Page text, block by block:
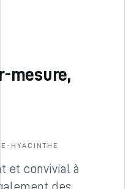
mesure,
HYACINTHE
et convivial à